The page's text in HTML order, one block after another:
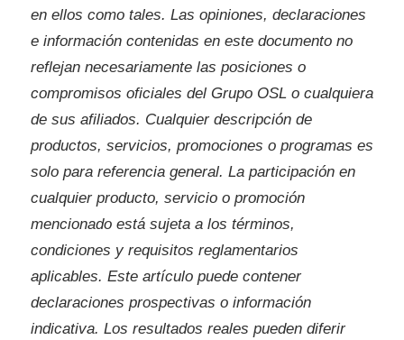
en ellos como tales. Las opiniones, declaraciones
e información contenidas en este documento no
reflejan necesariamente las posiciones o
compromisos oficiales del Grupo OSL o cualquiera
de sus afiliados. Cualquier descripción de
productos, servicios, promociones o programas es
solo para referencia general. La participación en
cualquier producto, servicio o promoción
mencionado está sujeta a los términos,
condiciones y requisitos reglamentarios
aplicables. Este artículo puede contener
declaraciones prospectivas o información
indicativa. Los resultados reales pueden diferir